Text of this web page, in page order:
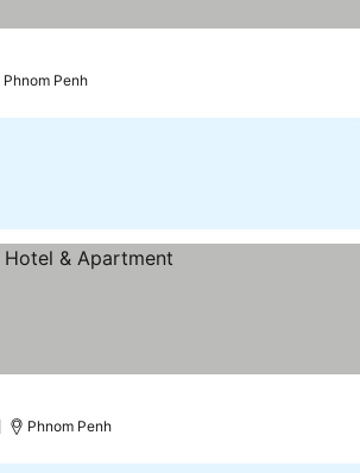
Phnom Penh
Phnom Penh